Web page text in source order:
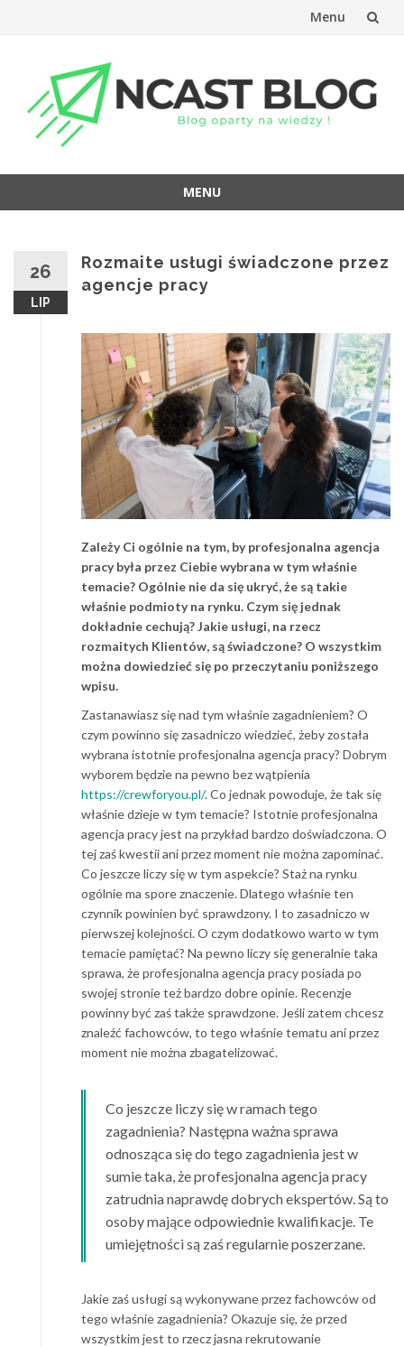
Menu
treści
MENU
26
LIP
Rozmaite usługi świadczone przez
agencje pracy
Zależy Ci ogólnie na tym, by profesjonalna agencja
pracy była przez Ciebie wybrana w tym właśnie
temacie? Ogólnie nie da się ukryć, że są takie
właśnie podmioty na rynku. Czym się jednak
dokładnie cechują? Jakie usługi, na rzecz
rozmaitych Klientów, są świadczone? O wszystkim
można dowiedzieć się po przeczytaniu poniższego
wpisu.
Zastanawiasz się nad tym właśnie zagadnieniem? O
czym powinno się zasadniczo wiedzieć, żeby została
wybrana istotnie profesjonalna agencja pracy? Dobrym
wyborem będzie na pewno bez wątpienia
https://crewforyou.pl/. Co jednak powoduje, że tak się
właśnie dzieje w tym temacie? Istotnie profesjonalna
agencja pracy jest na przykład bardzo doświadczona. O
tej zaś kwestii ani przez moment nie można zapominać.
Co jeszcze liczy się w tym aspekcie? Staż na rynku
ogólnie ma spore znaczenie. Dlatego właśnie ten
czynnik powinien być sprawdzony. I to zasadniczo w
pierwszej kolejności. O czym dodatkowo warto w tym
temacie pamiętać? Na pewno liczy się generalnie taka
sprawa, że profesjonalna agencja pracy posiada po
swojej stronie też bardzo dobre opinie. Recenzje
powinny być zaś także sprawdzone. Jeśli zatem chcesz
znaleźć fachowców, to tego właśnie tematu ani przez
moment nie można zbagatelizować.
Co jeszcze liczy się w ramach tego
zagadnienia? Następna ważna sprawa
odnosząca się do tego zagadnienia jest w
sumie taka, że profesjonalna agencja pracy
zatrudnia naprawdę dobrych ekspertów. Są to
osoby mające odpowiednie kwalifikacje. Te
umiejętności są zaś regularnie poszerzane.
Jakie zaś usługi są wykonywane przez fachowców od
tego właśnie zagadnienia? Okazuje się, że przed
wszystkim jest to rzecz jasna rekrutowanie